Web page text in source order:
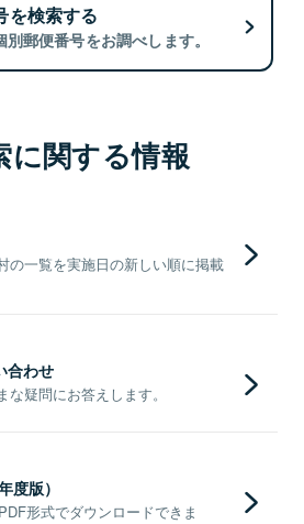
を検索する
郵便番号をお調べします。
に関する情報
の一覧を実施日の新しい順に掲載
合わせ
疑問にお答えします。
度版）
形式でダウンロードできま